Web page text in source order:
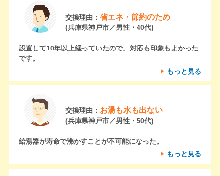
交換理由： 省エネ・節約のため
(兵庫県神戸市／男性・40代)
設置して10年以上経っていたので。対応も印象もよかった
です。
もっと見る
交換理由： お湯も水も出ない
(兵庫県神戸市／男性・50代)
給湯器が寿命で沸かすことが不可能になった。
もっと見る